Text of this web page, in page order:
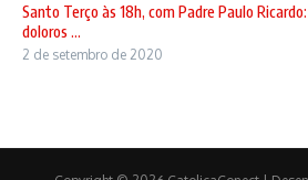
Santo Terço às 18h, com Padre Paulo
doloros ...
2 de setembro de 2020